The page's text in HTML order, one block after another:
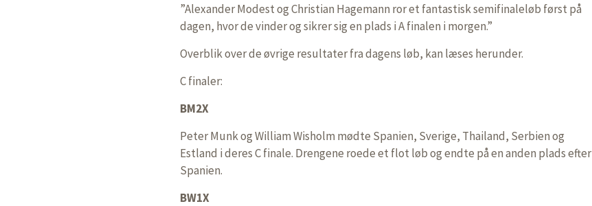
”Alexander Modest og Christian Hagemann ror et fantastisk semifinaleløb først på
dagen, hvor de vinder og sikrer sig en plads i A finalen i morgen.”
Overblik over de øvrige resultater fra dagens løb, kan læses herunder.
C finaler:
BM2X
Peter Munk og William Wisholm mødte Spanien, Sverige, Thailand, Serbien og
Estland i deres C finale. Drengene roede et flot løb og endte på en anden plads efter
Spanien.
BW1X